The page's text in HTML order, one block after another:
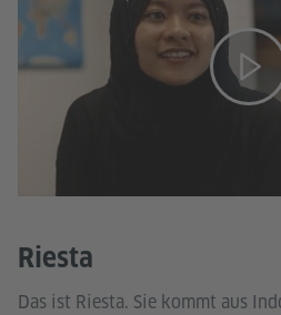
Riesta
Das ist Riesta. Sie kommt aus